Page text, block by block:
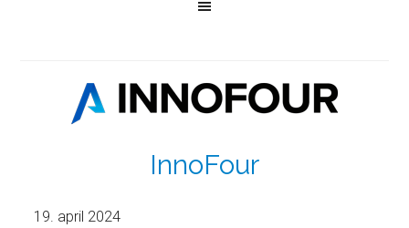
InnoFour
19. april 2024